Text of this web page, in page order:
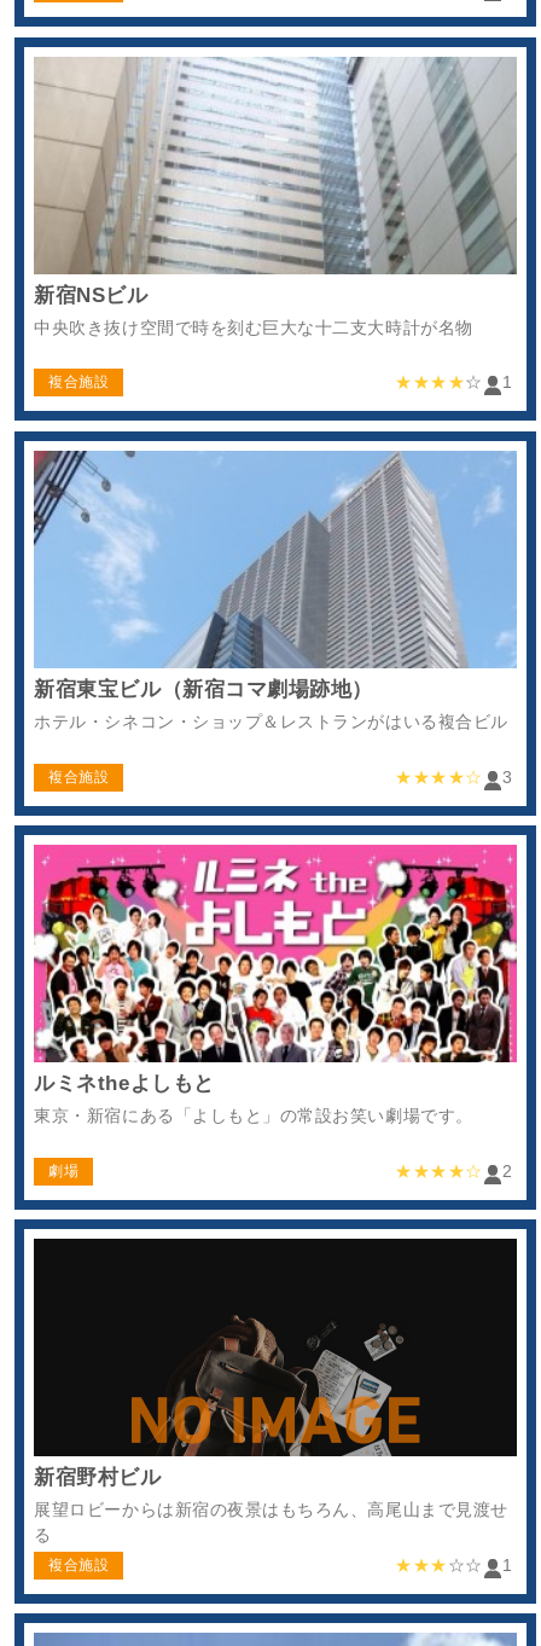
新宿NSビル
中央吹き抜け空間で時を刻む巨大な十二支大時計が名物
複合施設 ★★★★☆ 1
新宿東宝ビル（新宿コマ劇場跡地）
ホテル・シネコン・ショップ＆レストランがはいる複合ビル
複合施設 ★★★★☆ 3
ルミネtheよしもと
東京・新宿にある「よしもと」の常設お笑い劇場です。
劇場 ★★★★☆ 2
新宿野村ビル
展望ロビーからは新宿の夜景はもちろん、高尾山まで見渡せ
る
複合施設 ★★★☆☆ 1